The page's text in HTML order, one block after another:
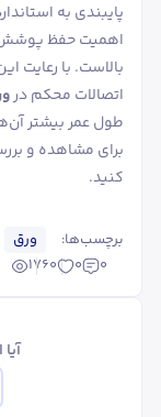
پایبندی به
اهمیت حفظ پوشش
بالاست. با رعایت
اتصالات محکم در
طول عمر بیشتر
برای مشاهده و
کنید.
برچسب‌ها:
ورق
0
0
1760